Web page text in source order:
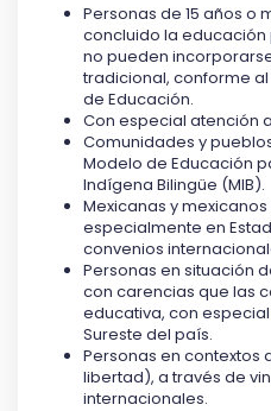
Personas de 15 años o
concluido la educación
no pueden
tradicional, conforme
de Educación.
Con especial atención
Comunidades y
Modelo de Educación
Indígena Bilingüe (MIB).
Mexicanas y
especialmente en
convenios
Personas en situación
con carencias que las
educativa, con
Sureste del país.
Personas en contextos
libertad), a través de
internacionales.